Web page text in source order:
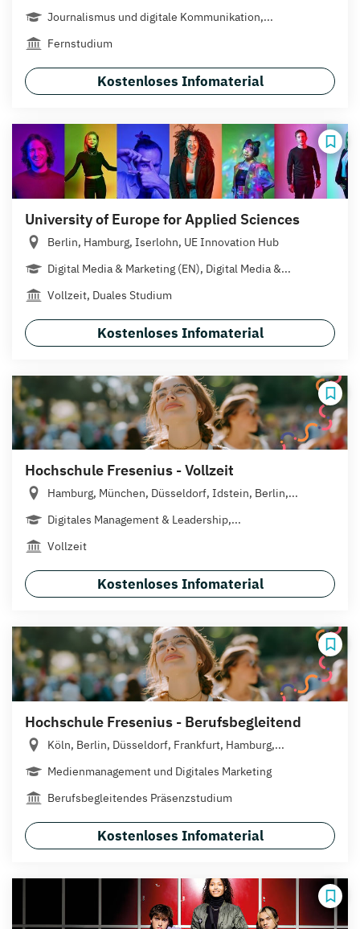
Journalismus und digitale Kommunikation,...
Fernstudium
Kostenloses Infomaterial
University of Europe for Applied Sciences
Berlin, Hamburg, Iserlohn, UE Innovation Hub
Digital Media & Marketing (EN), Digital Media &...
Vollzeit, Duales Studium
Kostenloses Infomaterial
Hochschule Fresenius - Vollzeit
Hamburg, München, Düsseldorf, Idstein, Berlin,...
Digitales Management & Leadership,...
Vollzeit
Kostenloses Infomaterial
Hochschule Fresenius - Berufsbegleitend
Köln, Berlin, Düsseldorf, Frankfurt, Hamburg,...
Medienmanagement und Digitales Marketing
Berufsbegleitendes Präsenzstudium
Kostenloses Infomaterial